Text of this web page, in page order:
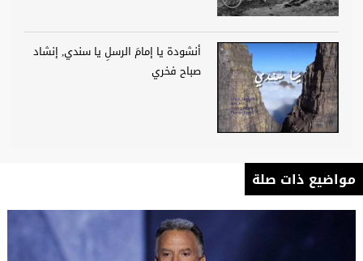
أنشودة يا إمامَ الرسلِ يا سندي, إنشاد
صباح فخري
مواضيع ذات صلة